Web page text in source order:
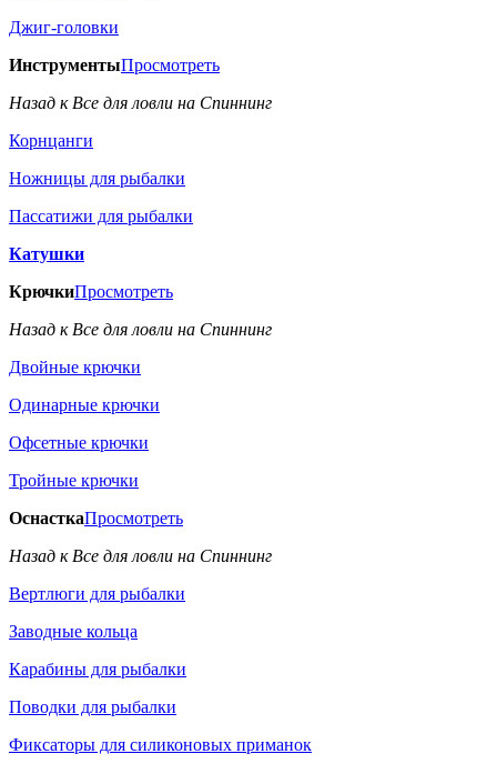
Джиг-головки
ИнструментыПросмотреть
Назад к Все для ловли на Спиннинг
Корнцанги
Ножницы для рыбалки
Пассатижи для рыбалки
Катушки
КрючкиПросмотреть
Назад к Все для ловли на Спиннинг
Двойные крючки
Одинарные крючки
Офсетные крючки
Тройные крючки
ОснасткаПросмотреть
Назад к Все для ловли на Спиннинг
Вертлюги для рыбалки
Заводные кольца
Карабины для рыбалки
Поводки для рыбалки
Фиксаторы для силиконовых приманок